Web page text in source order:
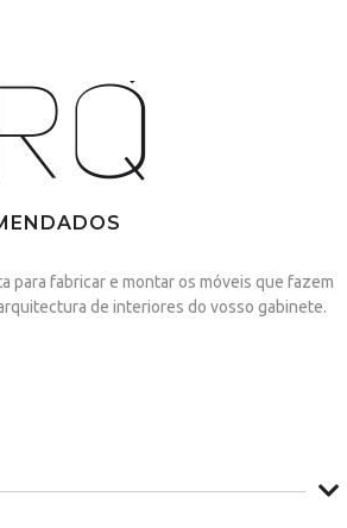
para fabricar e montar os móveis que fazem
de interiores do vosso gabinete.